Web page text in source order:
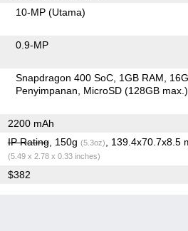
10-MP(Utama)
0.9-MP
Snapdragon 400 SoC 1GB RAM
Penyimpanan
MicroSD (128GB max.)
2200 mAh
IP Rating, 150g (5.3oz) , 139.4x70.7x8.5
(5.49 x 2.78 x 0.33 inches)
$382